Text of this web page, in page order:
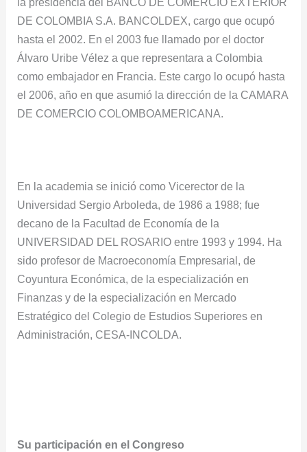
DE COLOMBIA S.A. BANCOLDEX, cargo que ocupó
hasta el 2002. En el 2003 fue llamado por el doctor
Álvaro Uribe Vélez a que representara a Colombia
como embajador en Francia. Este cargo lo ocupó hasta
el 2006, año en que asumió la dirección de la CAMARA
DE COMERCIO COLOMBOAMERICANA.
En la academia se inició como Vicerector de la
Universidad Sergio Arboleda, de 1986 a 1988; fue
decano de la Facultad de Economía de la
UNIVERSIDAD DEL ROSARIO entre 1993 y 1994. Ha
sido profesor de Macroeconomía Empresarial, de
Coyuntura Económica, de la especialización en
Finanzas y de la especialización en Mercado
Estratégico del Colegio de Estudios Superiores en
Administración, CESA-INCOLDA.
Su participación en el Congreso